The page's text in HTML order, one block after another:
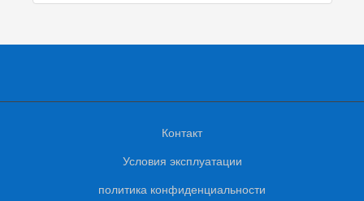
Контакт
Условия эксплуатации
политика конфиденциальности